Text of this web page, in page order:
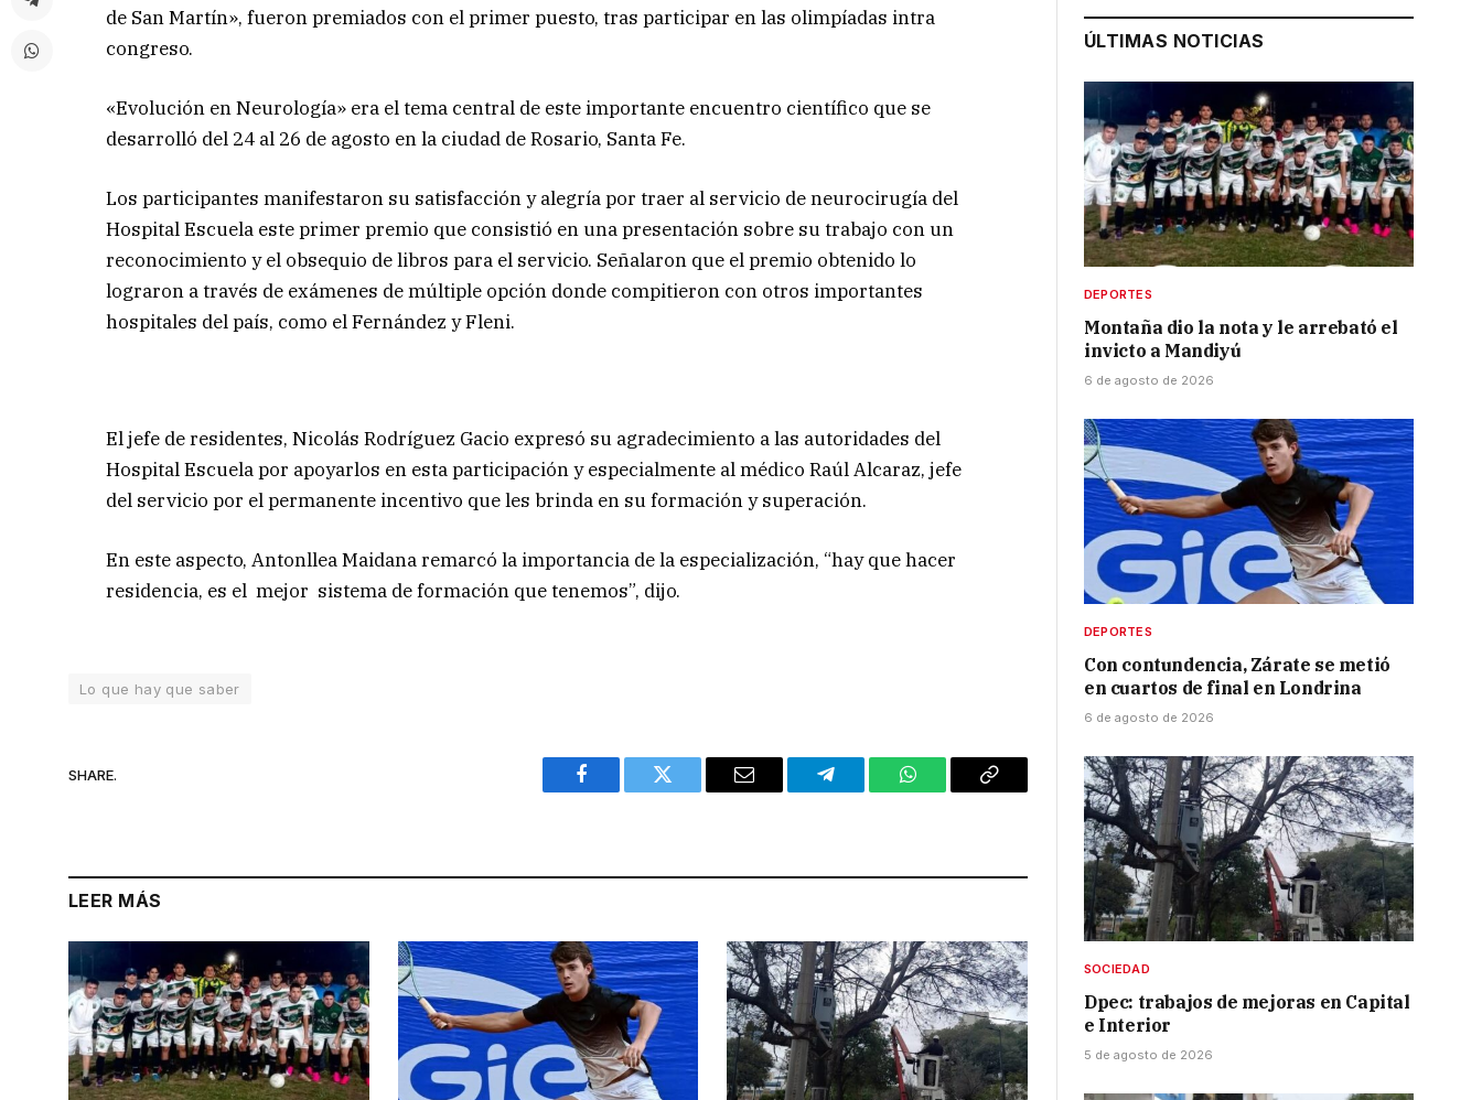
de San Martín», fueron premiados con el primer puesto, tras participar en las olimpíadas intra
congreso.
«Evolución en Neurología» era el tema central de este importante encuentro científico que se
desarrolló del 24 al 26 de agosto en la ciudad de Rosario, Santa Fe.
Los participantes manifestaron su satisfacción y alegría por traer al servicio de neurocirugía del
Hospital Escuela este primer premio que consistió en una presentación sobre su trabajo con un
reconocimiento y el obsequio de libros para el servicio. Señalaron que el premio obtenido lo
lograron a través de exámenes de múltiple opción donde compitieron con otros importantes
hospitales del país, como el Fernández y Fleni.
El jefe de residentes, Nicolás Rodríguez Gacio expresó su agradecimiento a las autoridades del
Hospital Escuela por apoyarlos en esta participación y especialmente al médico Raúl Alcaraz, jefe
del servicio por el permanente incentivo que les brinda en su formación y superación.
En este aspecto, Antonllea Maidana remarcó la importancia de la especialización, “hay que hacer
residencia, es el mejor sistema de formación que tenemos”, dijo.
Lo que hay que saber
SHARE.
Facebook Twitter Email Telegram WhatsAppCopy
LEER MÁS
ÚLTIMAS NOTICIAS
DEPORTES
Montaña dio la nota y le arrebató el
invicto a Mandiyú
6 de agosto de 2026
DEPORTES
Con contundencia, Zárate se metió
en cuartos de final en Londrina
6 de agosto de 2026
SOCIEDAD
Dpec: trabajos de mejoras en Capital
e Interior
5 de agosto de 2026